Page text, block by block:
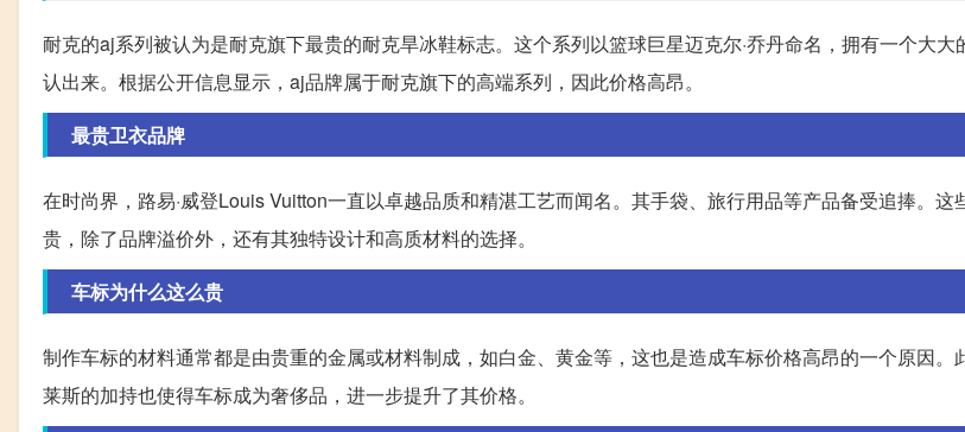
耐克的aj系列被认为是耐克旗下最贵的耐克旱冰鞋标志。这个系列以篮球巨星迈克尔·乔丹命名，拥有一个大
认出来。根据公开信息显示，aj品牌属于耐克旗下的高端系列，因此价格高昂。
最贵卫衣品牌
在时尚界，路易·威登Louis Vuitton一直以卓越品质和精湛工艺而闻名。其手袋、旅行用品等产品备受追捧。这
贵，除了品牌溢价外，还有其独特设计和高质材料的选择。
车标为什么这么贵
制作车标的材料通常都是由贵重的金属或材料制成，如白金、黄金等，这也是造成车标价格高昂的一个原因。
莱斯的加持也使得车标成为奢侈品，进一步提升了其价格。